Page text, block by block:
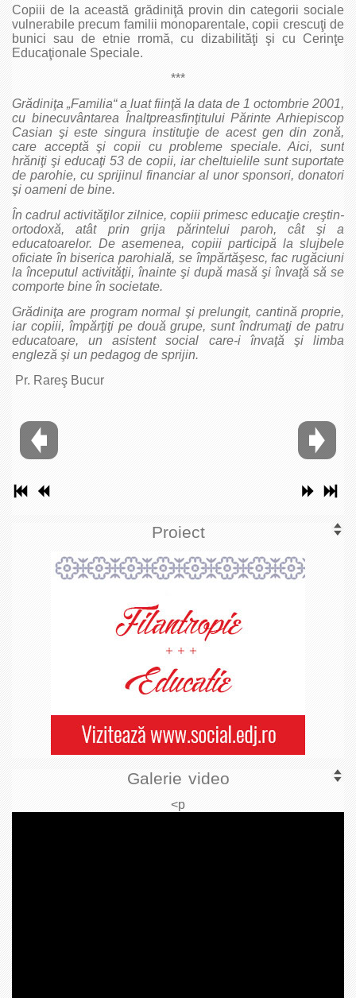
Copiii de la această grădiniţă provin din categorii sociale
vulnerabile precum familii monoparentale, copii crescuţi de
bunici sau de etnie rromă, cu dizabilităţi şi cu Cerinţe
Educaţionale Speciale.
***
Grădiniţa „Familia“ a luat fiinţă la data de 1 octombrie 2001,
cu binecuvântarea Înaltpreasfinţitului Părinte Arhiepiscop
Casian şi este singura instituţie de acest gen din zonă,
care acceptă şi copii cu probleme speciale. Aici, sunt
hrăniţi şi educaţi 53 de copii, iar cheltuielile sunt suportate
de parohie, cu sprijinul financiar al unor sponsori, donatori
şi oameni de bine.
În cadrul activităţilor zilnice, copiii primesc educaţie creştin-
ortodoxă, atât prin grija părintelui paroh, cât şi a
educatoarelor. De asemenea, copiii participă la slujbele
oficiate în biserica parohială, se împărtăşesc, fac rugăciuni
la începutul activităţii, înainte şi după masă şi învaţă să se
comporte bine în societate.
Grădiniţa are program normal şi prelungit, cantină proprie,
iar copiii, împărţiţi pe două grupe, sunt îndrumaţi de patru
educatoare, un asistent social care-i învaţă şi limba
engleză şi un pedagog de sprijin.
Pr. Rareş Bucur
Proiect
Galerie video
<p